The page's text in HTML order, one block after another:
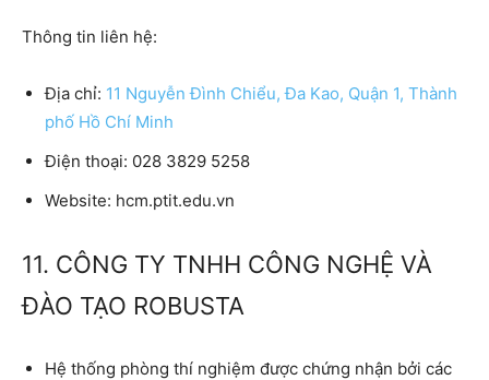
Thông tin liên hệ:
Địa chỉ: 11 Nguyễn Đình Chiểu, Đa Kao, Quận 1, Thành
phố Hồ Chí Minh
Điện thoại: 028 3829 5258
Website: hcm.ptit.edu.vn
11. CÔNG TY TNHH CÔNG NGHỆ VÀ
ĐÀO TẠO ROBUSTA
Hệ thống phòng thí nghiệm được chứng nhận bởi các